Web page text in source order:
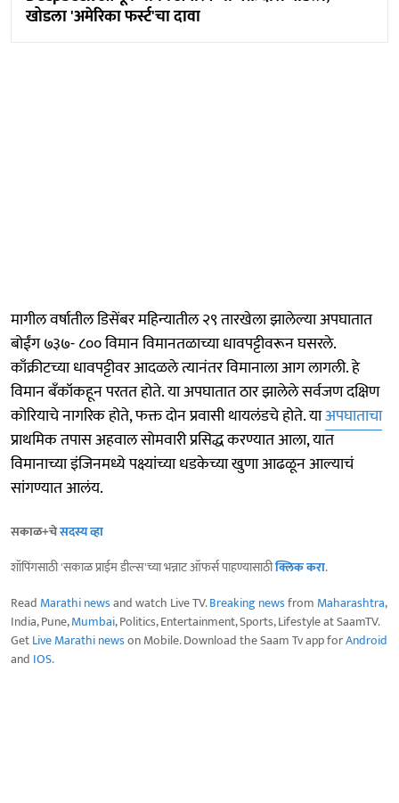
खोडला 'अमेरिका फर्स्ट'चा दावा
मागील वर्षातील डिसेंबर महिन्यातील २९ तारखेला झालेल्या अपघातात
बोईंग ७३७- ८०० विमान विमानतळाच्या धावपट्टीवरून घसरले.
काँक्रीटच्या धावपट्टीवर आदळले त्यानंतर विमानाला आग लागली. हे
विमान बँकॉकहून परतत होते. या अपघातात ठार झालेले सर्वजण दक्षिण
कोरियाचे नागरिक होते, फक्त दोन प्रवासी थायलंडचे होते. याअपघाताचा
प्राथमिक तपास अहवाल सोमवारी प्रसिद्ध करण्यात आला, यात
विमानाच्या इंजिनमध्ये पक्ष्यांच्या धडकेच्या खुणा आढळून आल्याचं
सांगण्यात आलंय.
सकाळ+चेसदस्य व्हा
शॉपिंगसाठी 'सकाळ प्राईम डील्स'च्या भन्नाट ऑफर्स पाहण्यासाठीक्लिक करा.
Read Marathi newsand watch Live TV.Breaking newsfrom Maharashtra,
India, Pune,Mumbai, Politics, Entertainment, Sports, Lifestyle at SaamTV.
GetLive Marathi newson Mobile. Download the Saam Tv app forAndroid
and IOS.